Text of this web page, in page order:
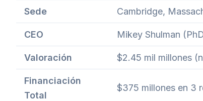
Sede Cambridge,
CEO Mikey Shulman
Valoración $2.45 mil millones
Financiación
Total
$375 millones en 3